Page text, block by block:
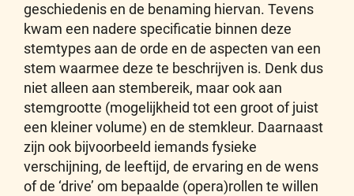
geschiedenis en de benaming hiervan. Tevens
kwam een nadere specificatie binnen deze
stemtypes aan de orde en de aspecten van een
stem waarmee deze te beschrijven is. Denk dus
niet alleen aan stembereik, maar ook aan
stemgrootte (mogelijkheid tot een groot of juist
een kleiner volume) en de stemkleur. Daarnaast
zijn ook bijvoorbeeld iemands fysieke
verschijning, de leeftijd, de ervaring en de wens
of de ‘drive’ om bepaalde (opera)rollen te willen